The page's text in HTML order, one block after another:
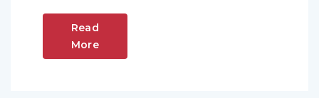
Read
More